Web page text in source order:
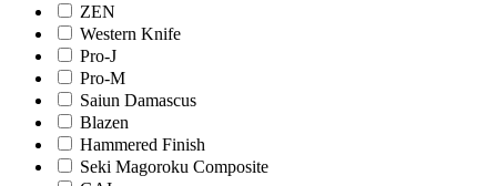
ZEN
Western Knife
Pro-J
Pro-M
Saiun Damascus
Blazen
Hammered Finish
Seki Magoroku Composite